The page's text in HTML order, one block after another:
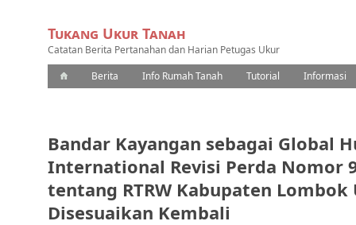
Tukang Ukur Tanah
Catatan Berita Pertanahan dan Harian Petugas Ukur
Berita
Info Rumah Tanah Tutorial Informasi
Bandar Kayangan sebagai Global
International Revisi Perda Nomor
tentang RTRW Kabupaten
Disesuaikan Kembali